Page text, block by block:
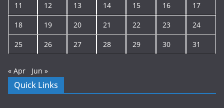
11 12 13 14 15 16 17
18 19 20 21 22 23 24
25 26 27 28 29 30 31
« Apr Jun »
Quick Links